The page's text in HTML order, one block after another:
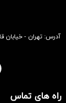
آدرس: تهران - خیابان
راه های تماس